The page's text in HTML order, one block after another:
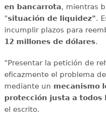
en bancarrota, mientras
"situación de liquidez".
incumplir plazos para
12 millones de dólares.
"Presentar la petición de
eficazmente el problema
mediante un mecanismo
protección justa a todos
el escrito.